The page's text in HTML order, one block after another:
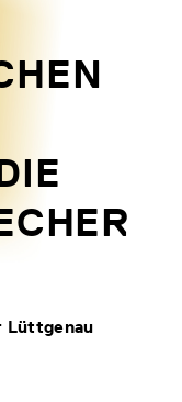
Lüttgenau